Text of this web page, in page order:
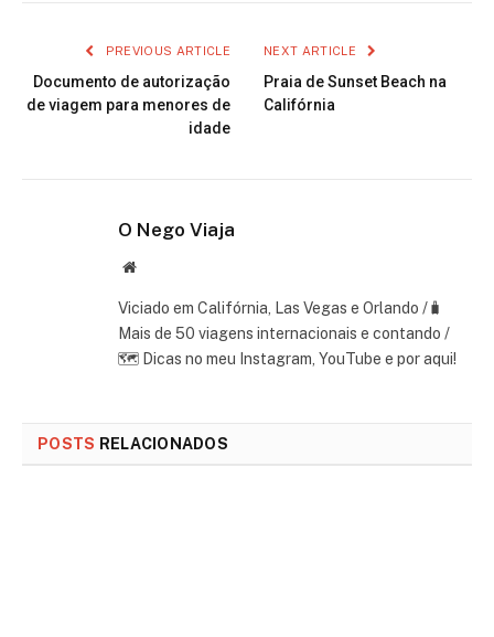
PREVIOUS ARTICLE
Documento de autorização
de viagem para menores de
idade
NEXT ARTICLE
Praia de Sunset Beach na
Califórnia
O Nego Viaja
Website
Viciado em Califórnia, Las Vegas e Orlando /🧳
Mais de 50 viagens internacionais e contando /
🗺 Dicas no meu Instagram, YouTube e por aqui!
POSTS RELACIONADOS